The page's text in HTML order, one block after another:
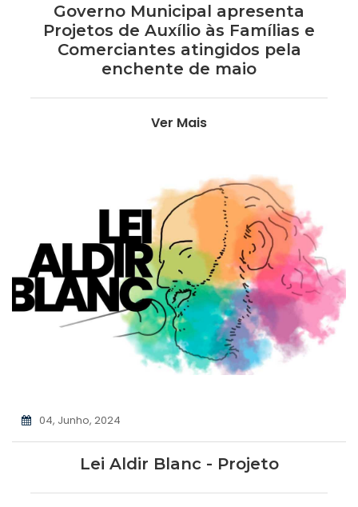
Governo Municipal apresenta
Projetos de Auxílio às Famílias e
Comerciantes atingidos pela
enchente de maio
Ver Mais
04, Junho, 2024
Lei Aldir Blanc - Projeto